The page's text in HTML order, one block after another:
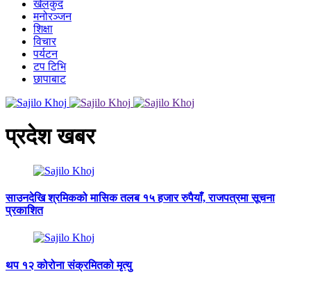
खेलकुद
मनोरञ्जन
शिक्षा
विचार
पर्यटन
टप टिभि
छापाबाट
प्रदेश खबर
साउनदेखि श्रमिकको मासिक तलब १५ हजार रुपैयाँ, राजपत्रमा सूचना
प्रकाशित
थप १२ कोरोना संक्रमितको मृत्यु